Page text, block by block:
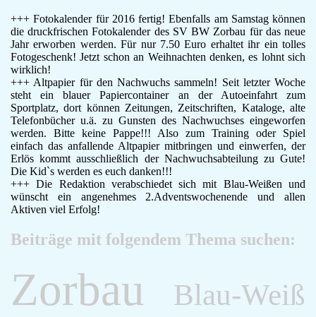
+++ Fotokalender für 2016 fertig! Ebenfalls am Samstag können
die druckfrischen Fotokalender des SV BW Zorbau für das neue
Jahr erworben werden. Für nur 7.50 Euro erhaltet ihr ein tolles
Fotogeschenk! Jetzt schon an Weihnachten denken, es lohnt sich
wirklich!
+++ Altpapier für den Nachwuchs sammeln! Seit letzter Woche
steht ein blauer Papiercontainer an der Autoeinfahrt zum
Sportplatz, dort können Zeitungen, Zeitschriften, Kataloge, alte
Telefonbücher u.ä. zu Gunsten des Nachwuchses eingeworfen
werden. Bitte keine Pappe!!! Also zum Training oder Spiel
einfach das anfallende Altpapier mitbringen und einwerfen, der
Erlös kommt ausschließlich der Nachwuchsabteilung zu Gute!
Die Kid`s werden es euch danken!!!
+++ Die Redaktion verabschiedet sich mit Blau-Weißen und
wünscht ein angenehmes 2.Adventswochenende und allen
Aktiven viel Erfolg!
Beiträge mit folgendem Thema suchen:
Zorbau Blau-Weiß